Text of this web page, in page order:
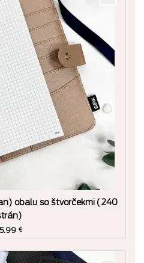
obalu so štvorčekmi (240
€